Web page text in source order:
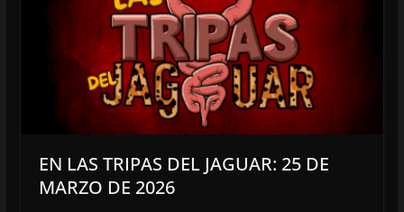
EN LAS TRIPAS DEL JAGUAR: 25 DE
MARZO DE 2026